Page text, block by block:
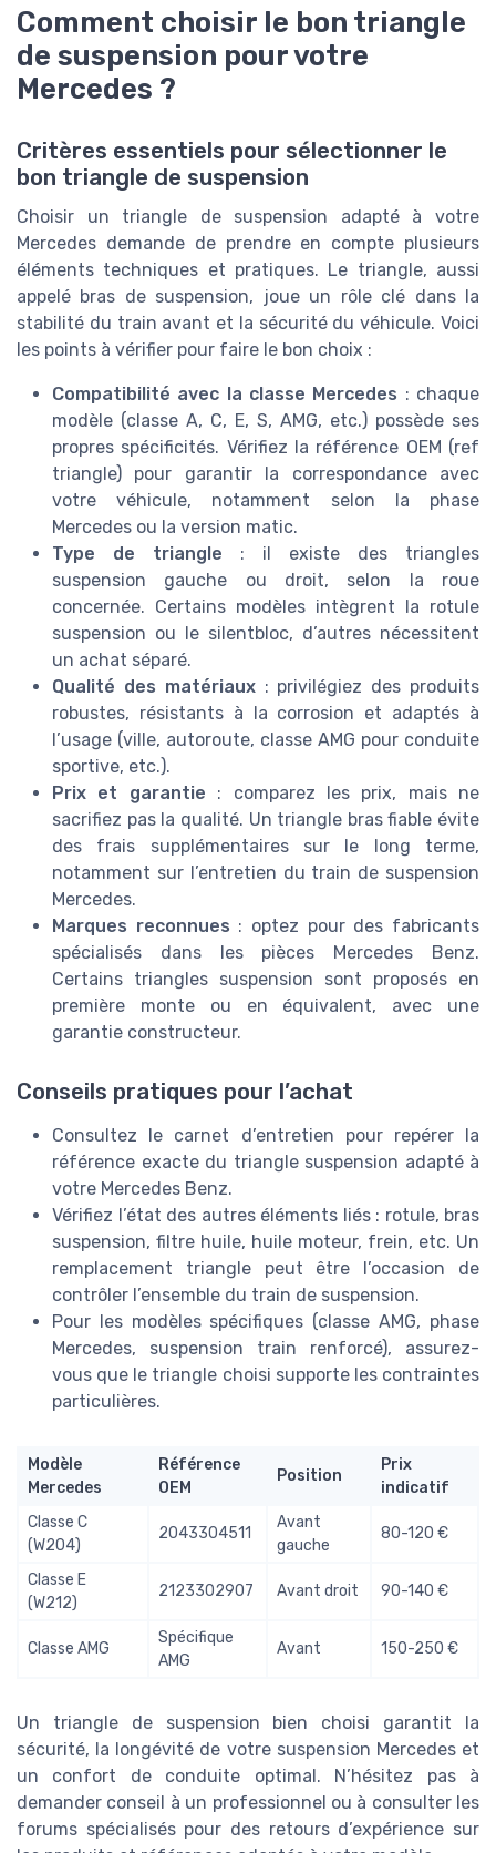
Comment choisir le bon triangle
de suspension pour votre
Mercedes ?
Critères essentiels pour sélectionner le
bon triangle de suspension
Choisir un triangle de suspension adapté à votre
Mercedes demande de prendre en compte plusieurs
éléments techniques et pratiques. Le triangle, aussi
appelé bras de suspension, joue un rôle clé dans la
stabilité du train avant et la sécurité du véhicule. Voici
les points à vérifier pour faire le bon choix :
Compatibilité avec la classe Mercedes : chaque
modèle (classe A, C, E, S, AMG, etc.) possède ses
propres spécificités. Vérifiez la référence OEM (ref
triangle) pour garantir la correspondance avec
votre véhicule, notamment selon la phase
Mercedes ou la version matic.
Type de triangle : il existe des triangles
suspension gauche ou droit, selon la roue
concernée. Certains modèles intègrent la rotule
suspension ou le silentbloc, d’autres nécessitent
un achat séparé.
Qualité des matériaux: privilégiez des produits
robustes, résistants à la corrosion et adaptés à
l’usage (ville, autoroute, classe AMG pour conduite
sportive, etc.).
Prix et garantie : comparez les prix, mais ne
sacrifiez pas la qualité. Un triangle bras fiable évite
des frais supplémentaires sur le long terme,
notamment sur l’entretien du train de suspension
Mercedes.
Marques reconnues : optez pour des fabricants
spécialisés dans les pièces Mercedes Benz.
Certains triangles suspension sont proposés en
première monte ou en équivalent, avec une
garantie constructeur.
Conseils pratiques pour l’achat
Consultez le carnet d’entretien pour repérer la
référence exacte du triangle suspension adapté à
votre Mercedes Benz.
Vérifiez l’état des autres éléments liés : rotule, bras
suspension, filtre huile, huile moteur, frein, etc. Un
remplacement triangle peut être l’occasion de
contrôler l’ensemble du train de suspension.
Pour les modèles spécifiques (classe AMG, phase
Mercedes, suspension train renforcé), assurez-
vous que le triangle choisi supporte les contraintes
particulières.
Modèle
Mercedes
Référence
OEM
Position
Prix
indicatif
Classe C
(W204)
2043304511
Avant
gauche
80-120 €
Classe E
(W212)
2123302907 Avant droit 90-140 €
Classe AMG
Spécifique
AMG
Avant 150-250 €
Un triangle de suspension bien choisi garantit la
sécurité, la longévité de votre suspension Mercedes et
un confort de conduite optimal. N’hésitez pas à
demander conseil à un professionnel ou à consulter les
forums spécialisés pour des retours d’expérience sur